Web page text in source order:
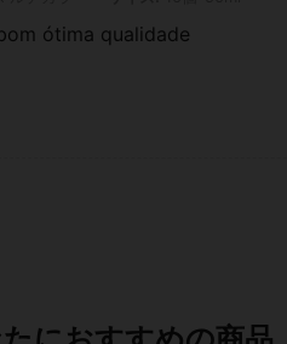
ótima qualidade